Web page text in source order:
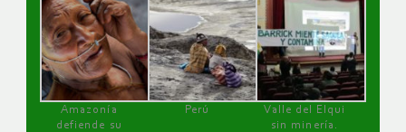
Amazonía
defiende su
Perú
Valle del Elqui
sin minería.